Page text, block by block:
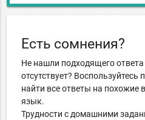
Есть сомнения?
Не нашли подходящего ответа
отсутствует? Воспользуйтесь
найти все ответы на похожие
язык.
Трудности с домашними